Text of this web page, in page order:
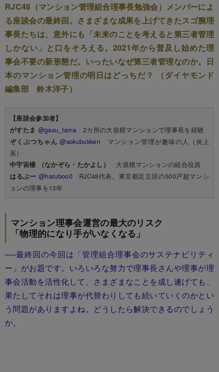
RJC48（マンション管理組合理事長勉強会）メンバーによ
る座談会の最終回。さまざまな成果を上げてきたスゴ腕理
事長たちは、意外にも「未来のことを考えると第三者管理
しかない」と口をそろえる。2021年から普及し始めた理
事会不要の新形態だ。いったいなぜ第三者管理なのか。日
本のマンション管理の明日はどっちだ？ （ダイヤモンド
編集部 鈴木洋子）
【座談会参加者】
がすたま @gasu_tama 2カ所の大規模マンションで理事長を経験
ぞくぶつちゃん @sokubukken マンション管理が趣味の人（炎上
系）
中宇宙楼 （なかぞら・たかよし） 大規模マンションの組合役員
はるぶー @haruboo0RJC48代表。東京都足立区の500戸超マンシ
ョンの理事を13年
マンション理事会運営の最大のリスク
「物理的になり手がいなくなる」
──最終回の今回は「管理組合理事会のサステナビリティ
ー」がお題です。いろいろな努力で理事長さんや理事が理
事会活動を活性化して、さまざまなことを成し遂げても、
果たしてそれは理事が代替わりしても続いていくのかとい
う問題がありますよね。どうしたら解決できるのでしょう
か。